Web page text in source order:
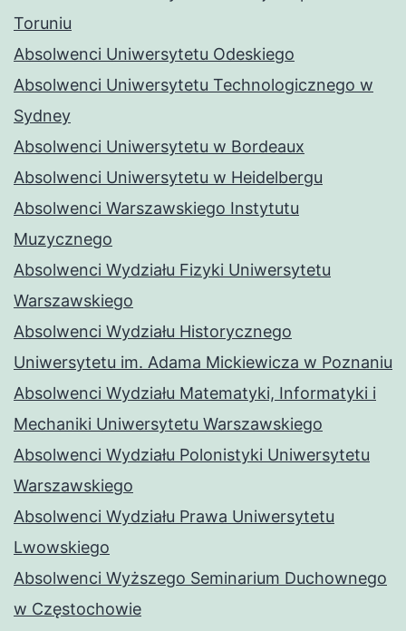
Toruniu
Absolwenci Uniwersytetu Odeskiego
Absolwenci Uniwersytetu Technologicznego w
Sydney
Absolwenci Uniwersytetu w Bordeaux
Absolwenci Uniwersytetu w Heidelbergu
Absolwenci Warszawskiego Instytutu
Muzycznego
Absolwenci Wydziału Fizyki Uniwersytetu
Warszawskiego
Absolwenci Wydziału Historycznego
Uniwersytetu im. Adama Mickiewicza w Poznaniu
Absolwenci Wydziału Matematyki, Informatyki i
Mechaniki Uniwersytetu Warszawskiego
Absolwenci Wydziału Polonistyki Uniwersytetu
Warszawskiego
Absolwenci Wydziału Prawa Uniwersytetu
Lwowskiego
Absolwenci Wyższego Seminarium Duchownego
w Częstochowie